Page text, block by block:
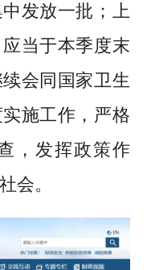
发放一批；上
当于本季度末
会同国家卫生
施工作，严格
，发挥政策作
会。